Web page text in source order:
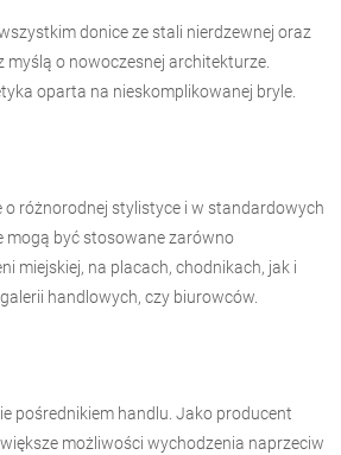
donice ze stali nierdzewnej oraz
myślą o nowoczesnej architekturze.
oparta na nieskomplikowanej bryle.
o różnorodnej stylistyce i w standardowych
mogą być stosowane zarówno
miejskiej, na placach, chodnikach, jak i
handlowych, czy biurowców.
pośrednikiem handlu. Jako producent
możliwości wychodzenia naprzeciw